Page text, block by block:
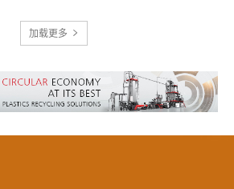
加载更多